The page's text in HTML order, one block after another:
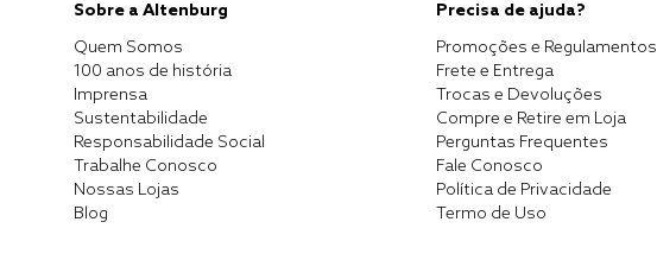
Sobre a Altenburg
Quem Somos
100 anos de história
Imprensa
Sustentabilidade
Responsabilidade Social
Trabalhe Conosco
Nossas Lojas
Blog
Precisa de ajuda?
Promoções e Regulamentos
Frete e Entrega
Trocas e Devoluções
Compre e Retire em Loja
Perguntas Frequentes
Fale Conosco
Política de Privacidade
Termo de Uso